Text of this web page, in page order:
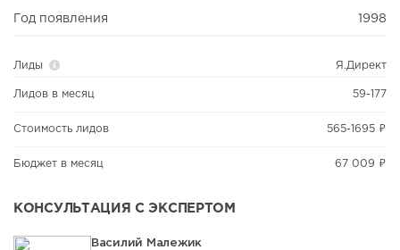
Год появления 1998
Лиды Я.Директ
Лидов в месяц 59-177
Стоимость лидов 565-1695 ₽
Бюджет в месяц 67 009 ₽
КОНСУЛЬТАЦИЯ С ЭКСПЕРТОМ
Василий Малежик